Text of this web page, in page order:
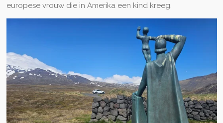
europese vrouw die in Amerika een kind kreeg.